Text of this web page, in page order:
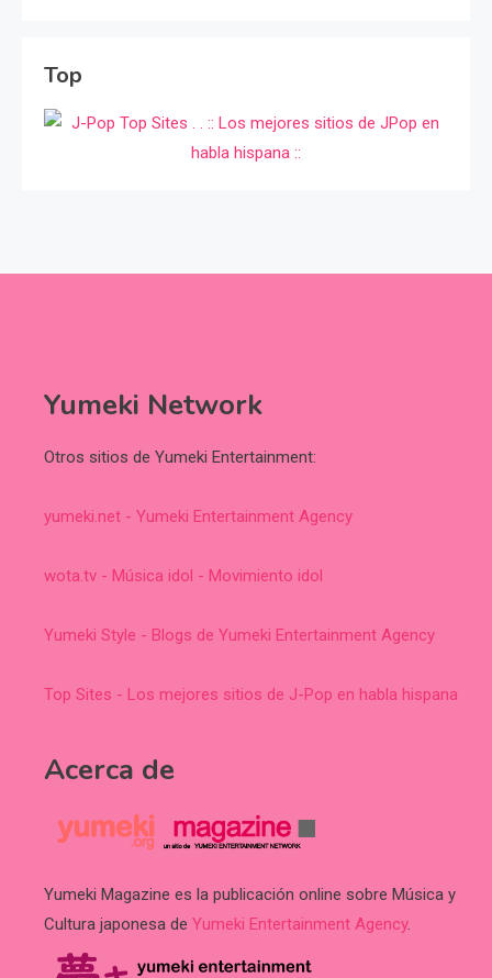
Top
Yumeki Network
Otros sitios de Yumeki Entertainment:
yumeki.net - Yumeki Entertainment Agency
wota.tv - Música idol - Movimiento idol
Yumeki Style - Blogs de Yumeki Entertainment Agency
Top Sites - Los mejores sitios de J-Pop en habla hispana
Acerca de
Yumeki Magazine es la publicación online sobre Música y
Cultura japonesa de Yumeki Entertainment Agency.